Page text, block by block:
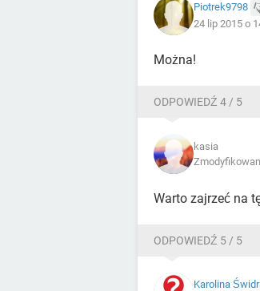
Piotrek9798
24 lip 2015 o
Można!
ODPOWIEDŹ 4 / 5
kasia
Warto zajrzeć na
ODPOWIEDŹ 5 / 5
Karolina